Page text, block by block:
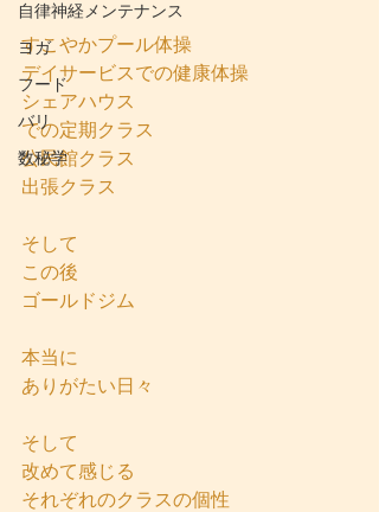
自律神経メンテナンス
ヨガ
フード
バリ
数秘学
すこやかプール体操
デイサービスでの健康体操
シェアハウス
での定期クラス
公民館クラス
出張クラス
そして
この後
ゴールドジム
本当に
ありがたい日々
そして
改めて感じる
それぞれのクラスの個性